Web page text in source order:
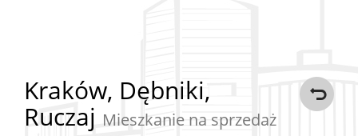
Działki
Kraków, Dębniki,
Ruczaj Mieszkanie na sprzedaż